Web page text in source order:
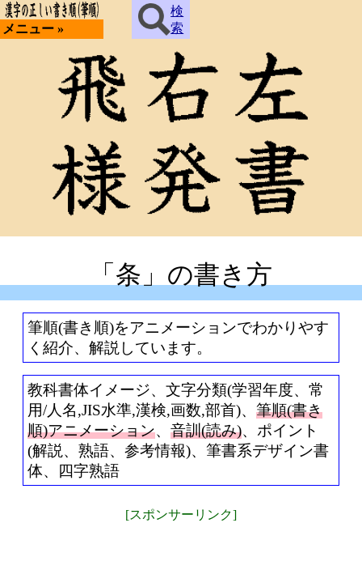
メニュー »
検
索
「条」の書き方
筆順(書き順)をアニメーションでわかりやす
く紹介、解説しています。
教科書体イメージ、文字分類(学習年度、常
用/人名,JIS水準,漢検,画数,部首)、 筆順(書き
順)アニメーション、 音訓(読み)、ポイント
(解説、熟語、参考情報)、筆書系デザイン書
体、四字熟語
[スポンサーリンク]